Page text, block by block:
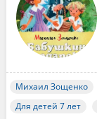
Михаил Зощенко
Для детей 7 лет